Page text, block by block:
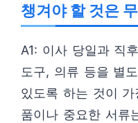
챙겨야 할 것은
A1: 이사 당일과 직
도구, 의류 등을 별
있도록 하는 것이
품이나 중요한 서류